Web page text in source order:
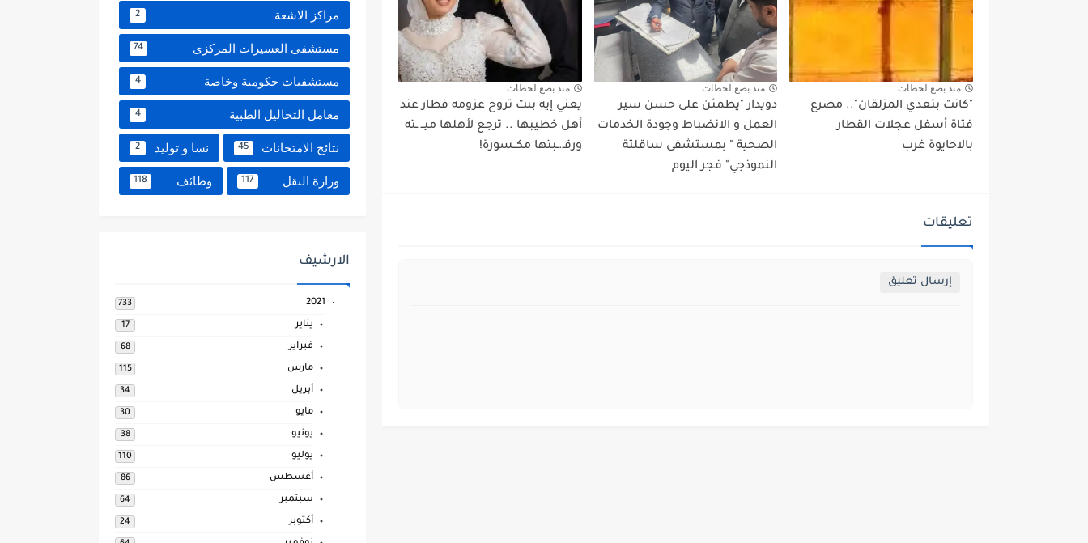
منذ بضع لحظات
"كانت بتعدي المزلقان".. مصرع
فتاة أسفل عجلات القطار
بالاحايوة غرب
منذ بضع لحظات
دويدار "يطمئن على حسن سير
العمل و الانضباط وجودة الخدمات
الصحية " بمستشفى ساقلتة
النموذجي" فجر اليوم
منذ بضع لحظات
يعني إيه بنت تروح عزومه فطار عند
أهل خطيبها .. ترجع لأهلها ميــ ـته
ورقـ.ـبتها مكــسورة!
تعليقات
إرسال تعليق
مراكز الاشعة 2
مستشفى العسيرات المركزى 74
مستشفيات حكومية وخاصة 4
معامل التحاليل الطبية 4
نتائج الامتحانات 45 نسا و توليد 2
وزارة النقل 117 وظائف 118
الارشيف
2021
733
يناير 17
فبراير 68
مارس 115
أبريل 34
مايو 30
يونيو 38
يوليو 110
أغسطس 86
سبتمبر 64
أكتوبر 24